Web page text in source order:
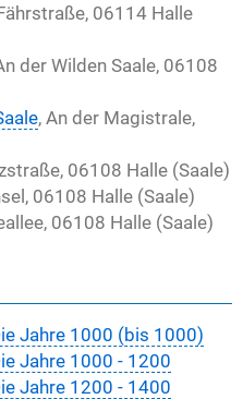
06114 Halle
der Wilden Saale, 06108
, An der Magistrale,
06108 Halle (Saale)
06108 Halle (Saale)
06108 Halle (Saale)
Jahre 1000 (bis 1000)
Jahre 1000 - 1200
Jahre 1200 - 1400